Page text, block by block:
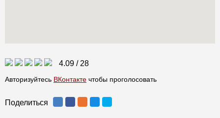
4.09 / 28
Авторизуйтесь ВКонтакте чтобы проголосовать
Поделиться